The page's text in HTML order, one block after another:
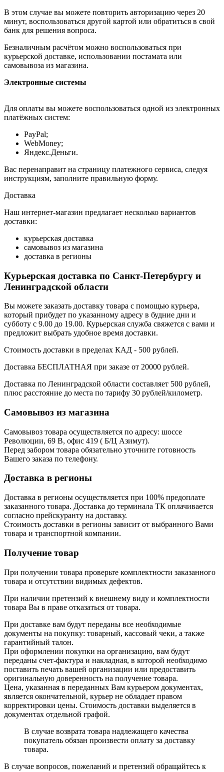
В этом случае вы можете повторить авторизацию через 20
минут, воспользоваться другой картой или обратиться в свой
банк для решения вопроса.
Безналичным расчётом можно воспользоваться при
курьерской доставке, использовании постамата или
самовывоза из магазина.
Электронные системы
Для оплаты вы можете воспользоваться одной из электронных
платёжных систем:
PayPal;
WebMoney;
Яндекс.Деньги.
Вас перенаправит на страницу платежного сервиса, следуя
инструкциям, заполните правильную форму.
Доставка
Наш интернет-магазин предлагает несколько вариантов
доставки:
курьерская доставка
самовывоз из магазина
доставка в регионы
Курьерская доставка по Санкт-Петербургу и
Ленинградской области
Вы можете заказать доставку товара с помощью курьера,
который прибудет по указанному адресу в будние дни и
субботу с 9.00 до 19.00. Курьерская служба свяжется с вами и
предложит выбрать удобное время доставки.
Стоимость доставки в пределах КАД - 500 рублей.
Доставка БЕСПЛАТНАЯ при заказе от 20000 рублей.
Доставка по Ленинградской области составляет 500 рублей,
плюс расстояние до места по тарифу 30 рублей/километр.
Самовывоз из магазина
Самовывоз товара осуществляется по адресу: шоссе
Революции, 69 В, офис 419 ( Б/Ц Азимут).
Перед забором товара обязательно уточните готовность
Вашего заказа по телефону.
Доставка в регионы
Доставка в регионы осуществляется при 100% предоплате
заказанного товара. Доставка до терминала ТК оплачивается
согласно прейскуранту на доставку.
Стоимость доставки в регионы зависит от выбранного Вами
товара и транспортной компании.
Получение товар
При получении товара проверьте комплектности заказанного
товара и отсутствии видимых дефектов.
При наличии претензий к внешнему виду и комплектности
товара Вы в праве отказаться от товара.
При доставке вам будут переданы все необходимые
документы на покупку: товарный, кассовый чеки, а также
гарантийный талон.
При оформлении покупки на организацию, вам будут
переданы счет-фактура и накладная, в которой необходимо
поставить печать вашей организации или предоставить
оригинальную доверенность на получение товара.
Цена, указанная в переданных Вам курьером документах,
является окончательной, курьер не обладает правом
корректировки цены. Стоимость доставки выделяется в
документах отдельной графой.
В случае возврата товара надлежащего качества
покупатель обязан произвести оплату за доставку
товара.
В случае вопросов, пожеланий и претензий обращайтесь к